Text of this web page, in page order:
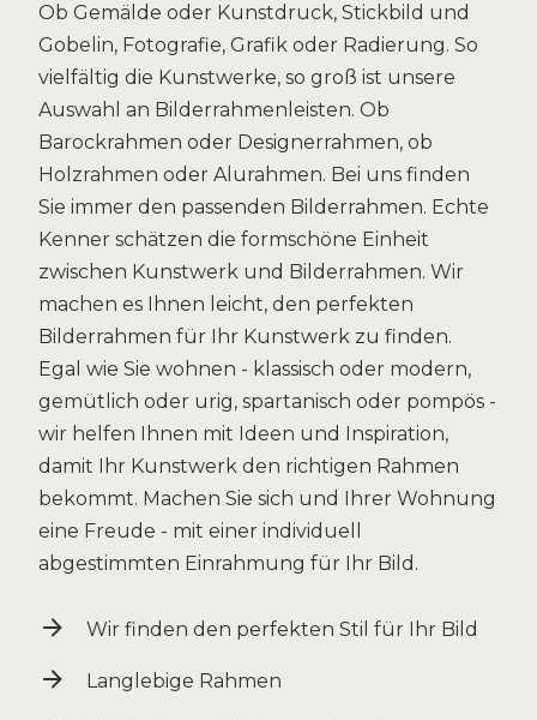
Ob Gemälde oder Kunstdruck, Stickbild und
Gobelin, Fotografie, Grafik oder Radierung. So
vielfältig die Kunstwerke, so groß ist unsere
Auswahl an Bilderrahmenleisten. Ob
Barockrahmen oder Designerrahmen, ob
Holzrahmen oder Alurahmen. Bei uns finden
Sie immer den passenden Bilderrahmen. Echte
Kenner schätzen die formschöne Einheit
zwischen Kunstwerk und Bilderrahmen. Wir
machen es Ihnen leicht, den perfekten
Bilderrahmen für Ihr Kunstwerk zu finden.
Egal wie Sie wohnen - klassisch oder modern,
gemütlich oder urig, spartanisch oder pompös -
wir helfen Ihnen mit Ideen und Inspiration,
damit Ihr Kunstwerk den richtigen Rahmen
bekommt. Machen Sie sich und Ihrer Wohnung
eine Freude - mit einer individuell
abgestimmten Einrahmung für Ihr Bild.
Wir finden den perfekten Stil für Ihr Bild
Langlebige Rahmen